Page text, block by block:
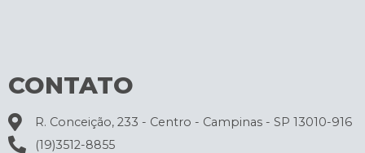
CONTATO
R. Conceição, 233 - Centro - Campinas - SP 13010-916
(19)3512-8855